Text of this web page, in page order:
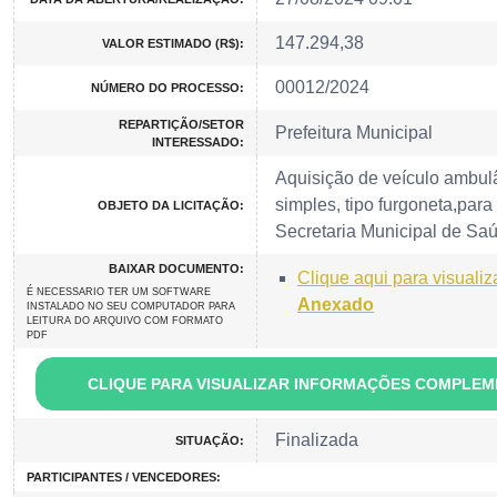
VALOR ESTIMADO (R$): 147.294,38
NÚMERO DO PROCESSO: 00012/2024
REPARTIÇÃO/SETOR
INTERESSADO:
Prefeitura Municipal
OBJETO DA LICITAÇÃO:
Aquisição de veículo
simples, tipo
Secretaria Municipal de
BAIXAR DOCUMENTO:
É NECESSARIO TER UM SOFTWARE
INSTALADO NO SEU COMPUTADOR PARA
LEITURA DO ARQUIVO COM FORMATO
PDF
Clique aqui para
Anexado
CLIQUE PARA VISUALIZAR INFORMAÇÕES
SITUAÇÃO: Finalizada
PARTICIPANTES / VENCEDORES: